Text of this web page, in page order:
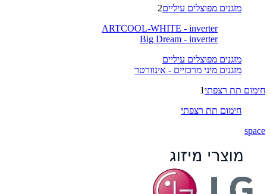
מזגנים מפוצלים עיליים2
ARTCOOL-WHITE - inverter
Big Dream - inverter
מזגנים מפוצלים עיליים
מזגנים מיני מרכזיים - אינוורטר
חימום תת רצפתי1
חימום תת רצפתי
space